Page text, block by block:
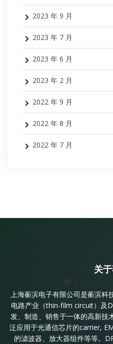
2023 年 9 月
2023 年 7 月
2023 年 6 月
2023 年 2 月
2022 年 9 月
2022 年 8 月
2022 年 7 月
关
上海蘅滨电子有限公司是蘅滨科
电路产业（thin-film circuit）及
发、制造、销售于一体的高新技
泛应用于光通信芯片的carrier,
的滤波器、放大器组件等等。